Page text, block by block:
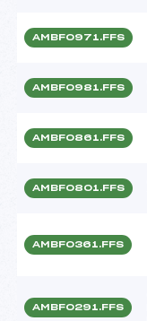
AMBF0971.FFS
AMBF0981.FFS
AMBF0861.FFS
AMBF0801.FFS
AMBF0361.FFS
AMBF0291.FFS